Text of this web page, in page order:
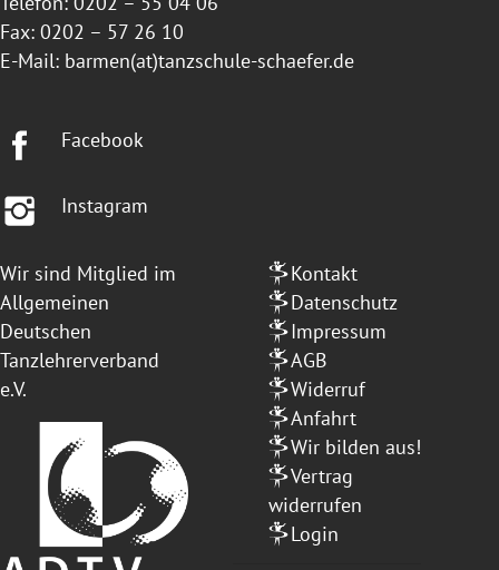
Fax: 0202 – 57 26 10
E-Mail: barmen(at)tanzschule-schaefer.de
Facebook
Instagram
Wir sind Mitglied im
Allgemeinen
Deutschen
Tanzlehrerverband
e.V.
Kontakt
Datenschutz
Impressum
AGB
Widerruf
Anfahrt
Wir bilden aus!
Vertrag
widerrufen
Login